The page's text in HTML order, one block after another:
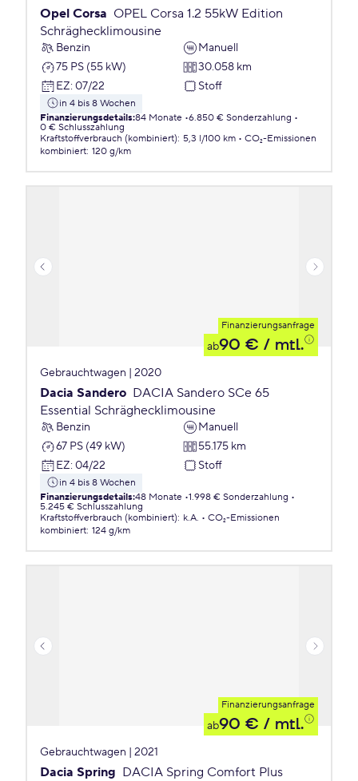
Opel Corsa OPEL Corsa 1.2 55kW Edition
Schräghecklimousine
Benzin
Manuell
75 PS (55 kW)
30.058 km
EZ: 07/22 Stoff
in 4 bis 8 Wochen
Finanzierungsdetails:84 Monate 6.850 € Sonderzahlung
0 € Schlusszahlung
Kraftstoffverbrauch (kombiniert): 5,3 l/100 km
CO₂-Emissionen
kombiniert: 120 g/km
Finanzierungsanfrage
ab90 € / mtl.
Gebrauchtwagen | 2020
Dacia Sandero DACIA Sandero SCe 65
Essential Schräghecklimousine
Benzin
Manuell
67 PS (49 kW)
55.175 km
EZ: 04/22 Stoff
in 4 bis 8 Wochen
Finanzierungsdetails:48 Monate 1.998 € Sonderzahlung
5.245 € Schlusszahlung
Kraftstoffverbrauch (kombiniert): k.A.
CO₂-Emissionen
kombiniert: 124 g/km
Finanzierungsanfrage
ab90 € / mtl.
Gebrauchtwagen | 2021
Dacia Spring DACIA Spring Comfort Plus